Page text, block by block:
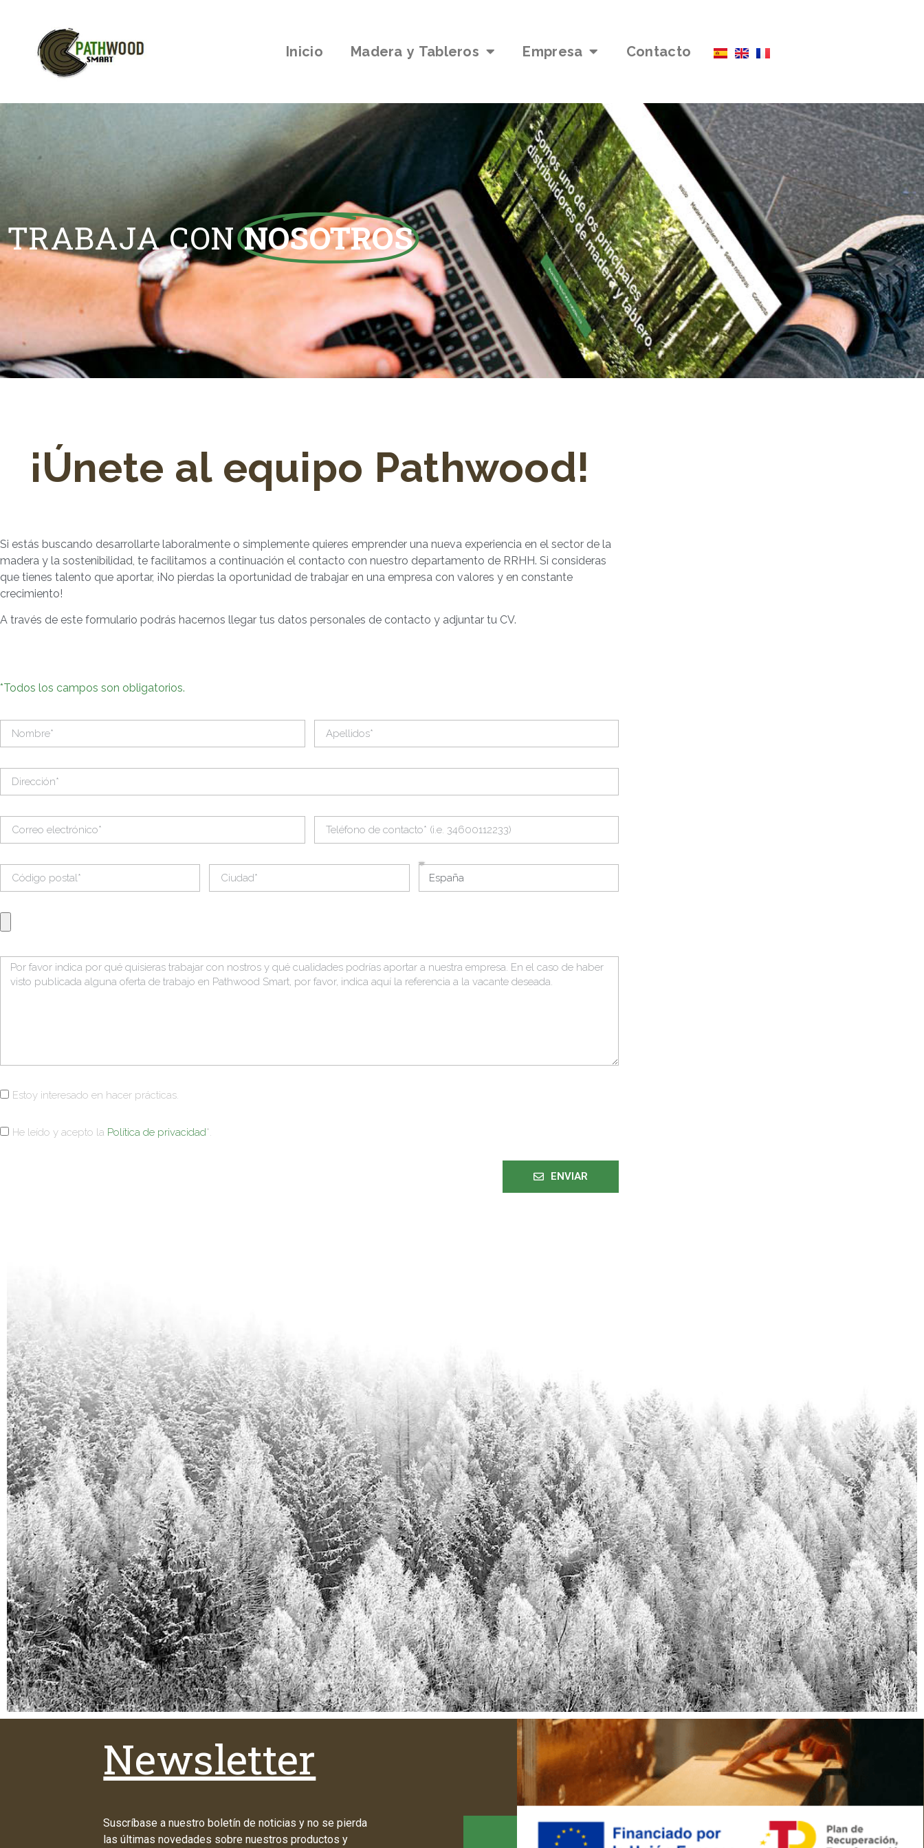
Inicio Madera y Tableros Empresa Contacto
TRABAJA CONNOSOTROS
¡Únete al equipo Pathwood!
Si estás buscando desarrollarte laboralmente o simplemente quieres emprender una nueva experiencia en el sector de la
madera y la sostenibilidad, te facilitamos a continuación el contacto con nuestro departamento de RRHH. Si consideras
que tienes talento que aportar, ¡No pierdas la oportunidad de trabajar en una empresa con valores y en constante
crecimiento!
A través de este formulario podrás hacernos llegar tus datos personales de contacto y adjuntar tu CV.
*Todos los campos son obligatorios.
Estoy interesado en hacer prácticas.
He leído y acepto la Política de privacidad*.
ENVIAR
Newsletter
Suscríbase a nuestro boletín de noticias y no se pierda
las últimas novedades sobre nuestros productos y